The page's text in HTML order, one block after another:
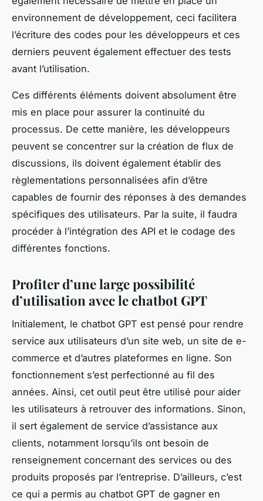
environnement de développement, ceci facilitera
l’écriture des codes pour les développeurs et ces
derniers peuvent également effectuer des tests
avant l’utilisation.
Ces différents éléments doivent absolument être
mis en place pour assurer la continuité du
processus. De cette manière, les développeurs
peuvent se concentrer sur la création de flux de
discussions, ils doivent également établir des
règlementations personnalisées afin d’être
capables de fournir des réponses à des demandes
spécifiques des utilisateurs. Par la suite, il faudra
procéder à l’intégration des API et le codage des
différentes fonctions.
Profiter d’une large possibilité
d’utilisation avec le chatbot GPT
Initialement, le chatbot GPT est pensé pour rendre
service aux utilisateurs d’un site web, un site de e-
commerce et d’autres plateformes en ligne. Son
fonctionnement s’est perfectionné au fil des
années. Ainsi, cet outil peut être utilisé pour aider
les utilisateurs à retrouver des informations. Sinon,
il sert également de service d’assistance aux
clients, notamment lorsqu’ils ont besoin de
renseignement concernant des services ou des
produits proposés par l’entreprise. D’ailleurs, c’est
ce qui a permis au chatbot GPT de gagner en